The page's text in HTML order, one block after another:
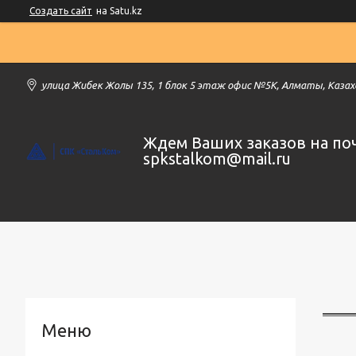
Создать сайт на Satu.kz
улица Жибек Жолы 135, 1 блок 5 этаж офис №5К, Алматы,
Ждем Ваших заказов на
spkstalkom@mail.ru